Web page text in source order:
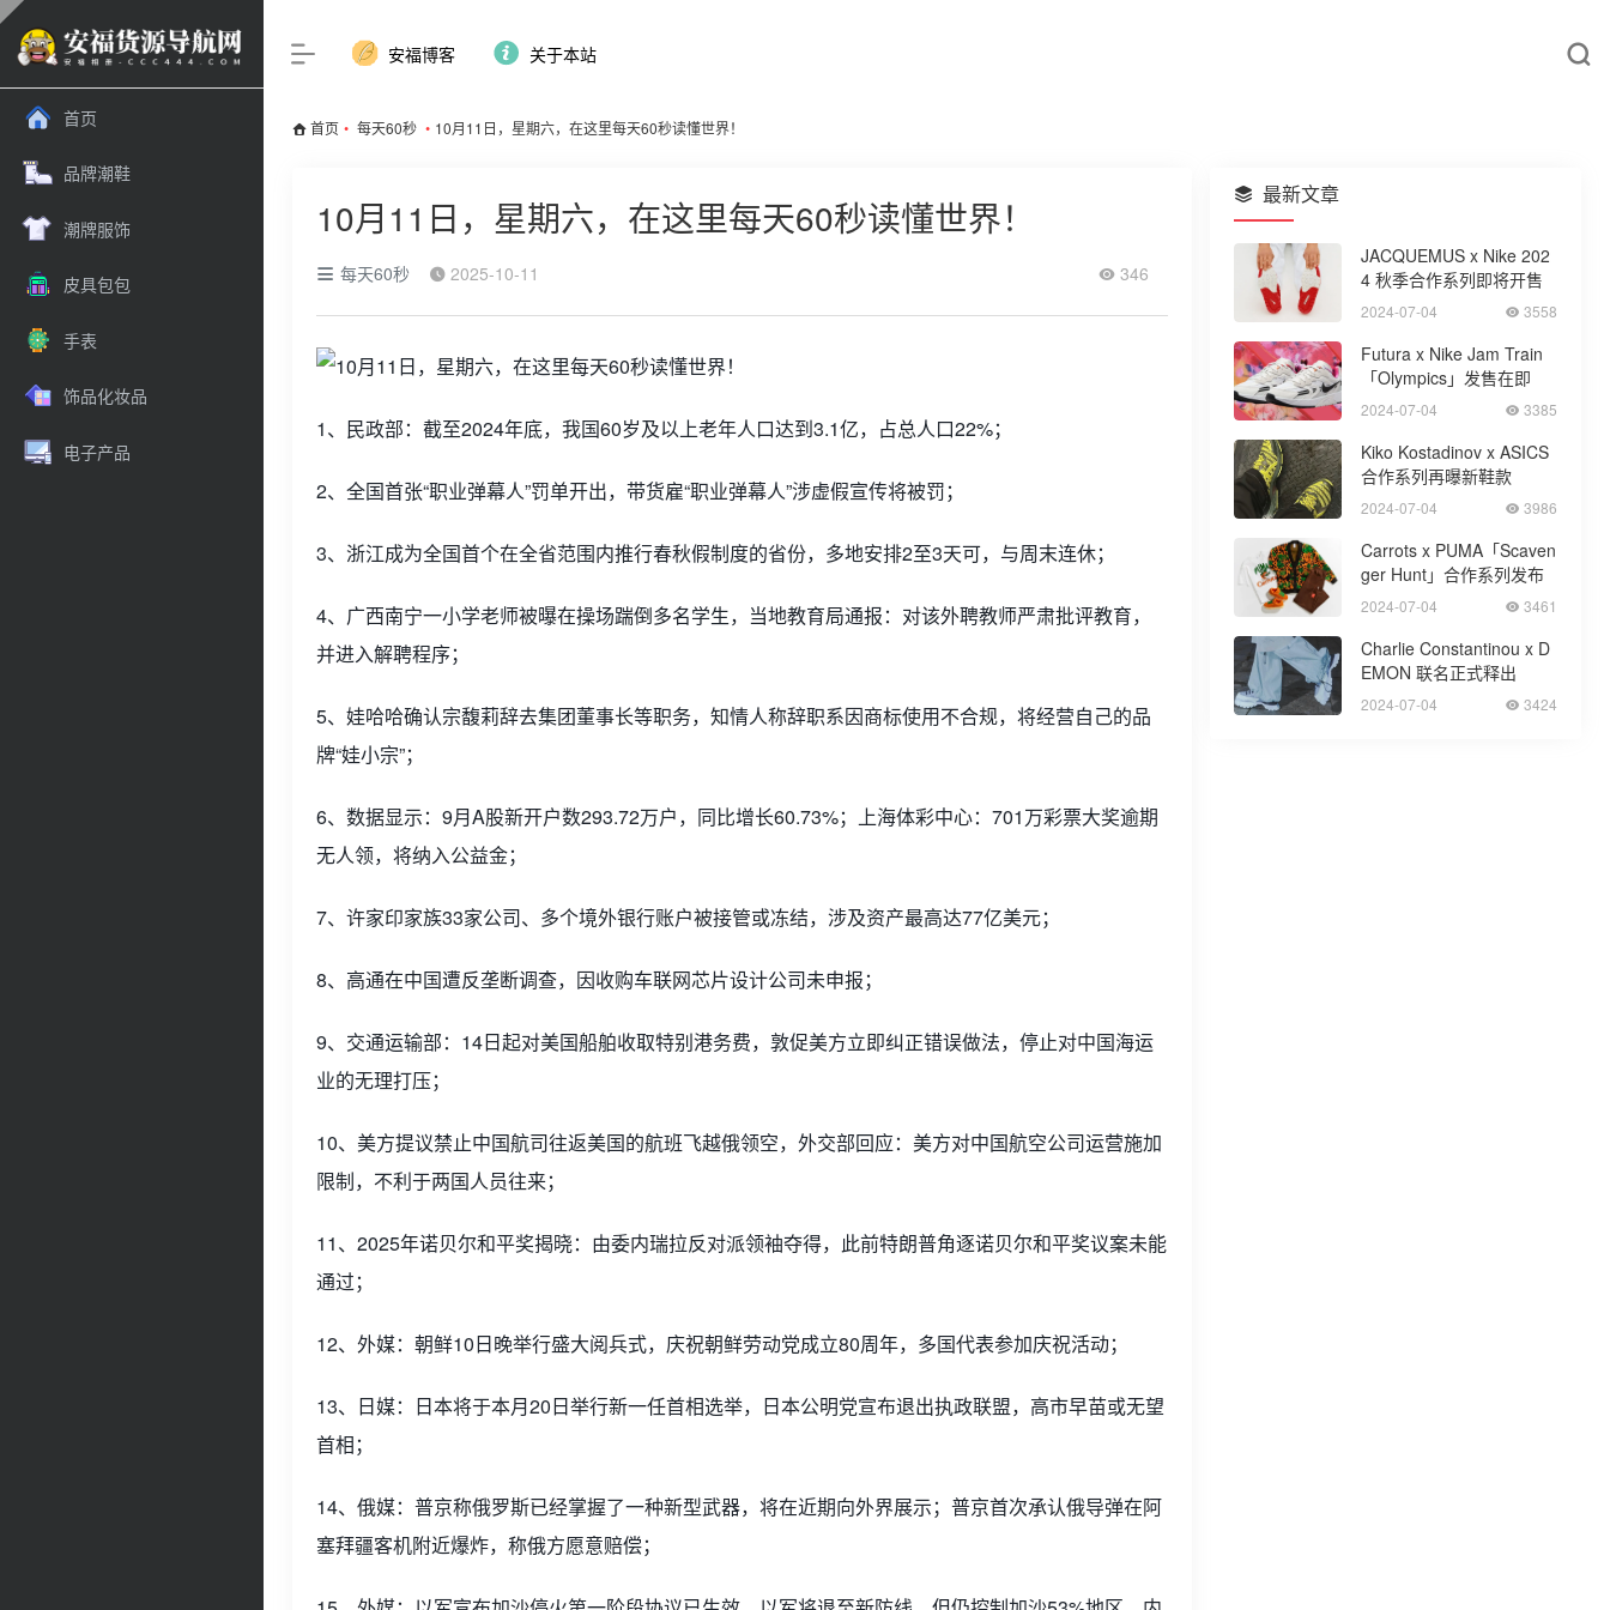
首页
品牌潮鞋
潮牌服饰
皮具包包
手表
饰品化妆品
电子产品
安福博客 关于本站
首页 • 每天60秒 • 10月11日，星期六，在这里每天60秒读懂世界！
10月11日，星期六，在这里每天60秒读懂世界！
每天60秒 2025-10-11 346
1、民政部：截至2024年底，我国60岁及以上老年人口达到3.1亿，占总人口22%；
2、全国首张“职业弹幕人”罚单开出，带货雇“职业弹幕人”涉虚假宣传将被罚；
3、浙江成为全国首个在全省范围内推行春秋假制度的省份，多地安排2至3天可，与周末连休；
4、广西南宁一小学老师被曝在操场踹倒多名学生，当地教育局通报：对该外聘教师严肃批评教育，
并进入解聘程序；
5、娃哈哈确认宗馥莉辞去集团董事长等职务，知情人称辞职系因商标使用不合规，将经营自己的品
牌“娃小宗”；
6、数据显示：9月A股新开户数293.72万户，同比增长60.73%；上海体彩中心：701万彩票大奖逾期
无人领，将纳入公益金；
7、许家印家族33家公司、多个境外银行账户被接管或冻结，涉及资产最高达77亿美元；
8、高通在中国遭反垄断调查，因收购车联网芯片设计公司未申报；
9、交通运输部：14日起对美国船舶收取特别港务费，敦促美方立即纠正错误做法，停止对中国海运
业的无理打压；
10、美方提议禁止中国航司往返美国的航班飞越俄领空，外交部回应：美方对中国航空公司运营施加
限制，不利于两国人员往来；
11、2025年诺贝尔和平奖揭晓：由委内瑞拉反对派领袖夺得，此前特朗普角逐诺贝尔和平奖议案未能
通过；
12、外媒：朝鲜10日晚举行盛大阅兵式，庆祝朝鲜劳动党成立80周年，多国代表参加庆祝活动；
13、日媒：日本将于本月20日举行新一任首相选举，日本公明党宣布退出执政联盟，高市早苗或无望
首相；
14、俄媒：普京称俄罗斯已经掌握了一种新型武器，将在近期向外界展示；普京首次承认俄导弹在阿
塞拜疆客机附近爆炸，称俄方愿意赔偿；
最新文章
JACQUEMUS x Nike 202
4 秋季合作系列即将开售
2024-07-04 3558
Futura x Nike Jam Train
「Olympics」发售在即
2024-07-04 3385
Kiko Kostadinov x ASICS
合作系列再曝新鞋款
2024-07-04 3986
Carrots x PUMA「Scaven
ger Hunt」合作系列发布
2024-07-04 3461
Charlie Constantinou x D
EMON 联名正式释出
2024-07-04 3424